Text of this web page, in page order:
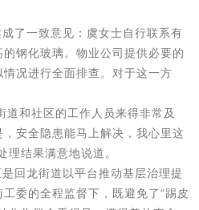
了一致意见：虞女士自行联系有
钢化玻璃。物业公司提供必要的
况进行全面排查。对于这一方
道和社区的工作人员来得非常及
安全隐患能马上解决，我心里这
理结果满意地说道。
回龙街道以平台推动基层治理提
委的全程监督下，既避免了“踢皮